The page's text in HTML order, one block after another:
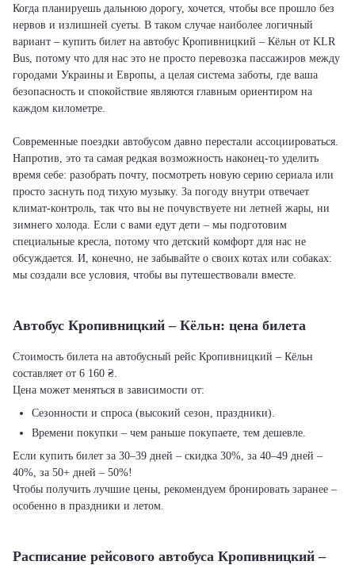
Когда планируешь дальнюю дорогу, хочется, чтобы все прошло без
нервов и излишней суеты. В таком случае наиболее логичный
вариант – купить билет на автобус Кропивницкий – Кёльн от KLR
Bus, потому что для нас это не просто перевозка пассажиров между
городами Украины и Европы, а целая система заботы, где ваша
безопасность и спокойствие являются главным ориентиром на
каждом километре.
Современные поездки автобусом давно перестали ассоциироваться.
Напротив, это та самая редкая возможность наконец-то уделить
время себе: разобрать почту, посмотреть новую серию сериала или
просто заснуть под тихую музыку. За погоду внутри отвечает
климат-контроль, так что вы не почувствуете ни летней жары, ни
зимнего холода. Если с вами едут дети – мы подготовим
специальные кресла, потому что детский комфорт для нас не
обсуждается. И, конечно, не забывайте о своих котах или собаках:
мы создали все условия, чтобы вы путешествовали вместе.
Автобус Кропивницкий – Кёльн: цена билета
Стоимость билета на автобусный рейс Кропивницкий – Кёльн
составляет от 6 160 ₴.
Цена может меняться в зависимости от:
Сезонности и спроса (высокий сезон, праздники).
Времени покупки – чем раньше покупаете, тем дешевле.
Если купить билет за 30–39 дней – скидка 30%, за 40–49 дней –
40%, за 50+ дней – 50%!
Чтобы получить лучшие цены, рекомендуем бронировать заранее –
особенно в праздники и летом.
Расписание рейсового автобуса Кропивницкий –